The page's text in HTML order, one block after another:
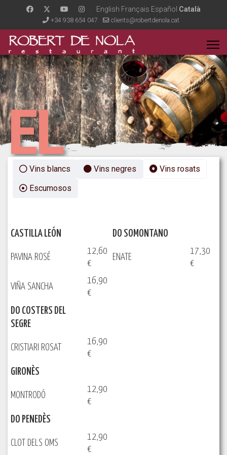
English Français Español Català
+34 938 654 047 clients@robertdenola.cat
EL
CELLER
Vins blancs Vins negres
Vins rosats
Escumosos
CASTILLA LEÓN DO SOMONTANO
PAVINA ROSÉ
12,60
€
ENATE
17,30
€
VIÑA SANCHA
16,90
€
DO COSTERS DEL
SEGRE
CRISTIARI ROSAT
16,90
€
GIRONÈS
MONTRODÓ
12,90
€
DO PENEDÈS
CLOT DELS OMS
12,90
€